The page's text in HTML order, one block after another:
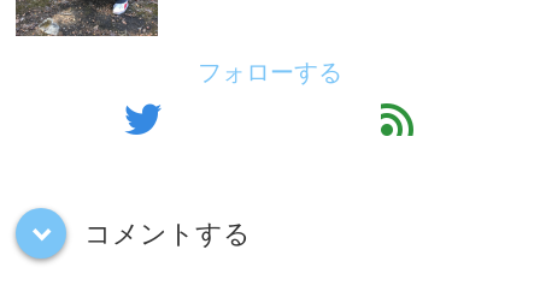
フォローする
twitter feed
down コメントする